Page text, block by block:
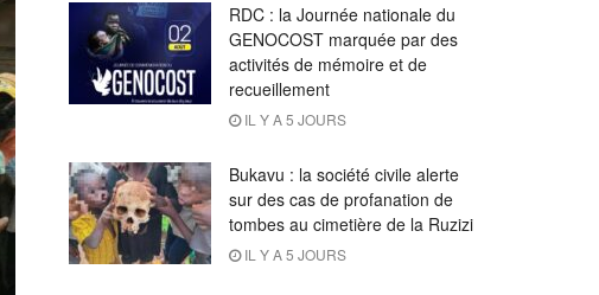
RDC : la Journée nationale du
GENOCOST marquée par des
activités de mémoire et de
recueillement
IL Y A 5 JOURS
Bukavu : la société civile alerte
sur des cas de profanation de
tombes au cimetière de la Ruzizi
IL Y A 5 JOURS